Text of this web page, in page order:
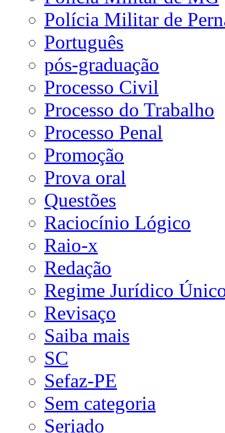
Polícia Militar de
Português
pós-graduação
Processo Civil
Processo do Trabalho
Processo Penal
Promoção
Prova oral
Questões
Raciocínio Lógico
Raio-x
Redação
Regime Jurídico
Revisaço
Saiba mais
SC
Sefaz-PE
Sem categoria
Seriado